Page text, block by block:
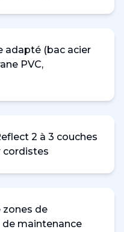
adapté (bac acier
PVC,
2 à 3 couches
cordistes
de
maintenance